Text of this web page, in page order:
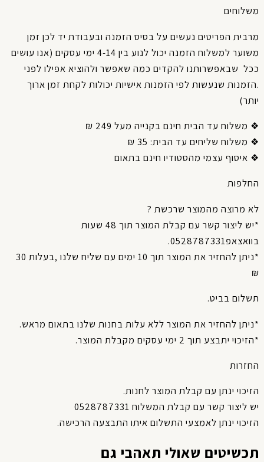
הפריטיםנעשיםעלבסיסהזמנה ובעבודת יד לכן זמן
למשלוחהזמנה יכול לנועבין4-14 ימיעסקים(אנו עושים
שבאפשרותנולהקדיםכמהשאפשרולהוציאאפילו לפני
שנעשותלפיהזמנותאישיותיכולותלקחתזמןארוך
)
עד הבית חינם בקנייה מעל 249 ₪
שליחים עד הבית: 35 ₪
איסוף עצמי מהסטודיו חינם בתאום
מרוצה מהמוצר שרכשת ?
*יש ליצור קשר עם קבלת המוצר תוך 48 שעות
*ניתן להחזיר את המוצר תוך 10 ימים עם שליח שלנו ,בעלות 30
בביט.
להחזיר את המוצר ללא עלות בחנות שלנו בתאום מראש.
יתבצע תוך 2 ימי עסקים מקבלת המוצר.
ינתן עם קבלת המוצר לחנות.
ליצור קשר עם קבלת המשלוח 0528787331
ינתן לאמצעי התשלום איתו התבצעה הרכישה.
שאולי תאהבי גם